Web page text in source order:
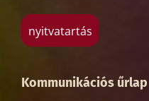
nyitvatartás
Kommunikációs űrlap